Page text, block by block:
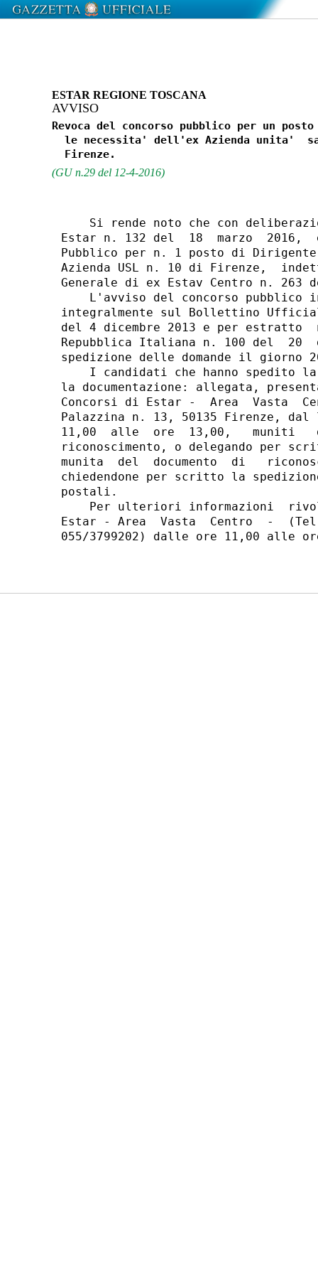
ESTAR REGIONE TOSCANA
AVVISO
Revoca del concorso pubblico per un
le necessita' dell'ex Azienda unita'
(GU n.29 del 12-4-2016)
Si rende noto che con
Estar n. 132 del  18  marzo
Pubblico per n. 1 posto di
Azienda USL n. 10 di Firenze,
Generale di ex Estav Centro n. 263
L'avviso del concorso pubblico
integralmente sul Bollettino
del 4 dicembre 2013 e per
Repubblica Italiana n. 100 del  20
spedizione delle domande il giorno
I candidati che hanno spedito
la documentazione: allegata,
Concorsi di Estar -  Area  Vasta
Palazzina n. 13, 50135 Firenze,
11,00  alle  ore  13,00,   muniti
riconoscimento, o delegando per
munita  del  documento  di
chiedendone per scritto la
postali.
Per ulteriori informazioni
Estar - Area  Vasta  Centro  -
055/3799202) dalle ore 11,00